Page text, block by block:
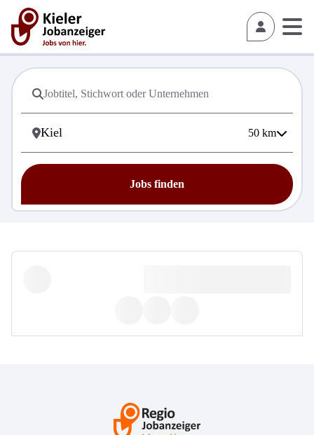
50 km
Jobs finden